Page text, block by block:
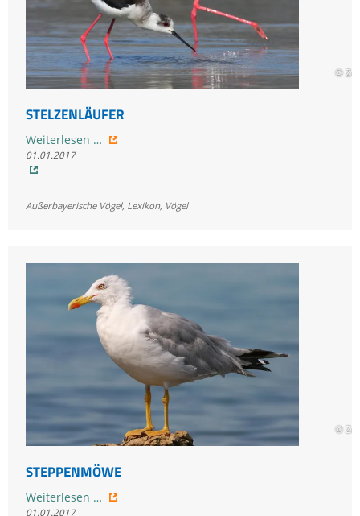
©
STELZENLÄUFER
Weiterlesen …Stelzenläufer
01.01.2017
Außerbayerische Vögel, Lexikon, Vögel
©
STEPPENMÖWE
Weiterlesen … Steppenmöwe
01.01.2017